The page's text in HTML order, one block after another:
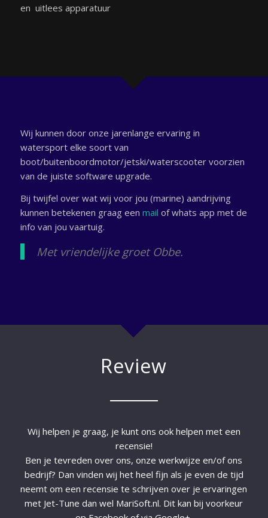
en uitlees apparatuur
Wij kunnen door onze jarenlange ervaring in
watersport elke soort van
boot/buitenboordmotor/jetski/waterscooter voorzien
van de juiste software upgrade.
Bij twijfel over wat wij voor jou (marine) aandrijving
kunnen betekenen graag een mail of whats app met de
info van jou vaartuig.
Met vriendelijke groet Obbe.
Review
Wij helpen je graag, je kunt ons ook helpen met een
recensie!
Ben je tevreden over ons, onze werkwijze en/of ons
bedrijf? Dan vinden wij het heel fijn als je even de tijd
neemt om een recensie te schrijven over je ervaringen
met Jet-Tune dan wel MariSoft.nl. Dit kan bij voorkeur